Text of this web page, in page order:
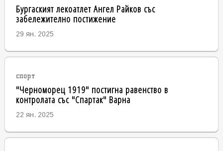
Бургаският лекоатлет Ангел Райков със
забележително постижение
29 ян. 2025
спорт
"Черноморец 1919" постигна равенство в
контролата със "Спартак" Варна
22 ян. 2025